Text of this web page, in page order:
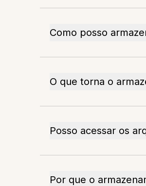
Como posso
O que torna o
Posso acessar os
Por que o